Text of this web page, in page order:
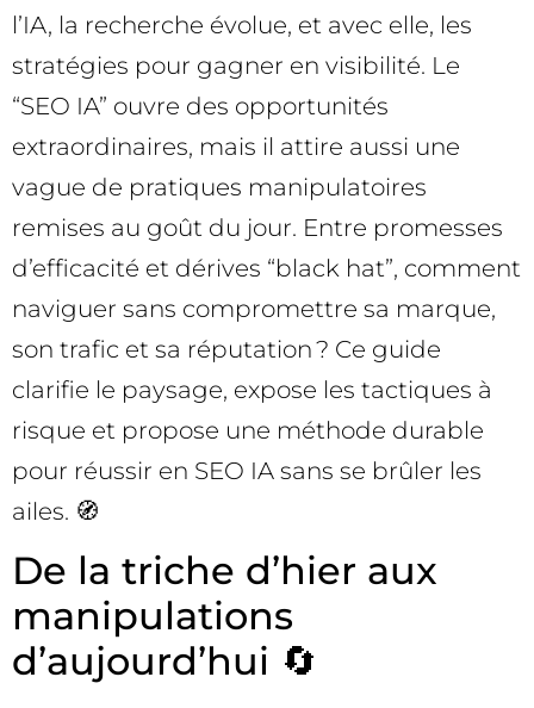
l’IA, la recherche évolue, et avec elle, les
stratégies pour gagner en visibilité. Le
“SEO IA” ouvre des opportunités
extraordinaires, mais il attire aussi une
vague de pratiques manipulatoires
remises au goût du jour. Entre promesses
d’efficacité et dérives “black hat”, comment
naviguer sans compromettre sa marque,
son trafic et sa réputation ? Ce guide
clarifie le paysage, expose les tactiques à
risque et propose une méthode durable
pour réussir en SEO IA sans se brûler les
ailes. 🧭
De la triche d’hier aux
manipulations
d’aujourd’hui 🔄